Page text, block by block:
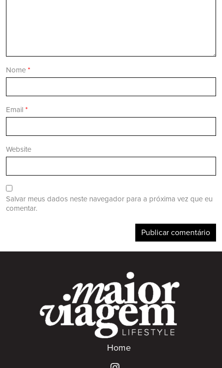
Nome *
Email *
Website
Salvar meus dados neste navegador para a próxima vez que eu
comentar.
Home